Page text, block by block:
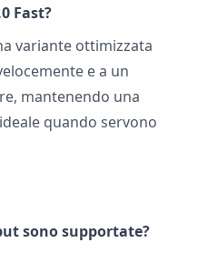
Fast?
variante ottimizzata
e a un
mantenendo una
quando servono
sono supportate?